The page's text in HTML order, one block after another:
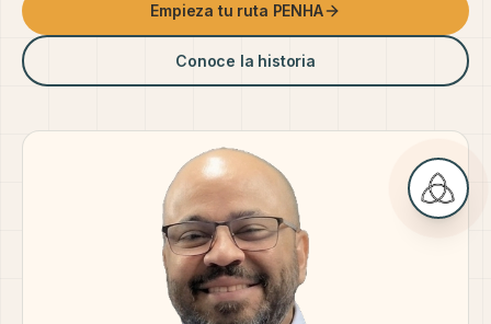
Empieza tu ruta PENHA
Conoce la historia